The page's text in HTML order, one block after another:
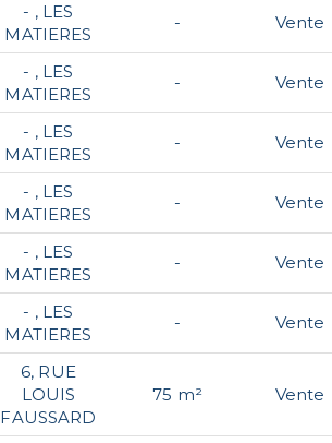
- , LES
MATIERES
- Vente
- , LES
MATIERES
- Vente
- , LES
MATIERES
- Vente
- , LES
MATIERES
- Vente
- , LES
MATIERES
- Vente
- , LES
MATIERES
- Vente
6, RUE
LOUIS
FAUSSARD
75 m² Vente